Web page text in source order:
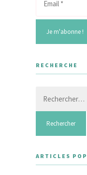
RECHERCHE
ARTICLES